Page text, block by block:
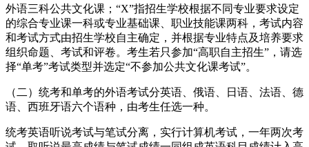
外语三科公共文化课；“X”指招生学校根据不同专业要求设定
的综合专业课一科或专业基础课、职业技能课两科，考试内容
和考试方式由招生学校自主确定，并根据专业特点及培养要求
组织命题、考试和评卷。考生若只参加“高职自主招生”，请选
择“单考”考试类型并选定“不参加公共文化课考试”。
（二）统考和单考的外语考试分英语、俄语、日语、法语、德
语、西班牙语六个语种，由考生任选一种。
统考英语听说考试与笔试分离，实行计算机考试，一年两次考
试，取听说最高成绩与笔试成绩一同组成英语科目成绩计入高